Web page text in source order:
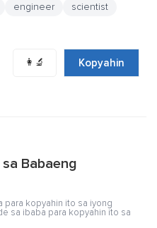
engineer scientist
👩‍🔬 Kopyahin
Babaeng
para kopyahin ito sa iyong
sa ibaba para kopyahin ito sa